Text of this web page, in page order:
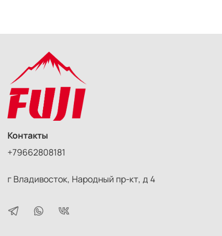
Контакты
+79662808181
г Владивосток, Народный пр-кт, д 4